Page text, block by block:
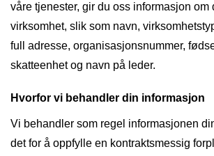
våre tjenester, gir du oss informasjon om
virksomhet, slik som navn,
full adresse, organisasjonsnummer,
skatteenhet og navn på leder.
Hvorfor vi behandler din informasjon
Vi behandler som regel informasjonen
det for å oppfylle en kontraktsmessig